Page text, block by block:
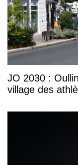
JO 2030 :
village des